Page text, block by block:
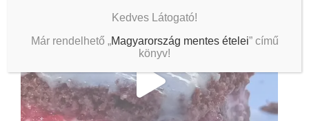
Kedves Látogató!
Már rendelhető „Magyarország mentes ételei” című
könyv!